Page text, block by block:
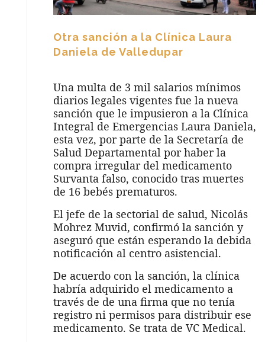
Otra sanción a la Clínica Laura
Daniela de Valledupar
Una multa de 3 mil salarios mínimos
diarios legales vigentes fue la nueva
sanción que le impusieron a la Clínica
Integral de Emergencias Laura Daniela,
esta vez, por parte de la Secretaría de
Salud Departamental por haber la
compra irregular del medicamento
Survanta falso, conocido tras muertes
de 16 bebés prematuros.
El jefe de la sectorial de salud, Nicolás
Mohrez Muvid, confirmó la sanción y
aseguró que están esperando la debida
notificación al centro asistencial.
De acuerdo con la sanción, la clínica
habría adquirido el medicamento a
través de de una firma que no tenía
registro ni permisos para distribuir ese
medicamento. Se trata de VC Medical.